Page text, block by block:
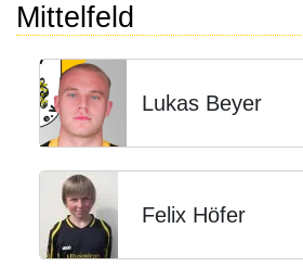
Mittelfeld
Lukas Beyer
Felix Höfer